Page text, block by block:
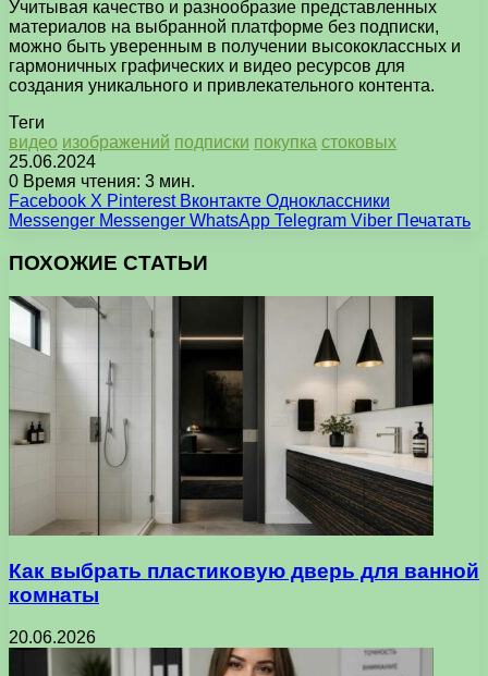
Учитывая качество и разнообразие представленных
материалов на выбранной платформе без подписки,
можно быть уверенным в получении высококлассных и
гармоничных графических и видео ресурсов для
создания уникального и привлекательного контента.
Теги
видео изображений подписки покупка стоковых
25.06.2024
0 Время чтения: 3 мин.
Facebook X Pinterest Вконтакте Одноклассники
Messenger Messenger WhatsApp Telegram Viber Печатать
ПОХОЖИЕ СТАТЬИ
Как выбрать пластиковую дверь для ванной
комнаты
20.06.2026